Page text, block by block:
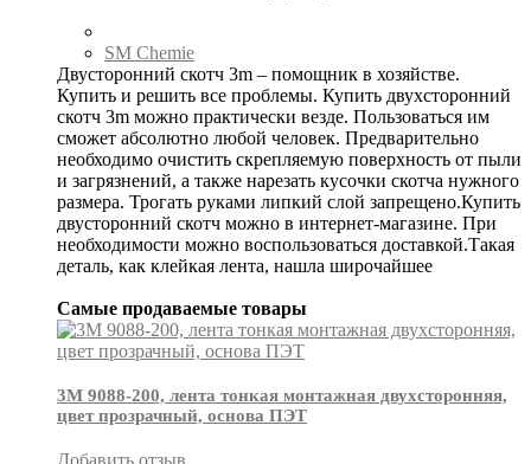
SM Chemie
Двусторонний скотч 3m – помощник в хозяйстве.
Купить и решить все проблемы. Купить двухсторонний
скотч 3m можно практически везде. Пользоваться им
сможет абсолютно любой человек. Предварительно
необходимо очистить скрепляемую поверхность от пыли
и загрязнений, а также нарезать кусочки скотча нужного
размера. Трогать руками липкий слой запрещено.Купить
двусторонний скотч можно в интернет-магазине. При
необходимости можно воспользоваться доставкой.Такая
деталь, как клейкая лента, нашла широчайшее
Самые продаваемые товары
3М 9088-200, лента тонкая монтажная двухсторонняя,
цвет прозрачный, основа ПЭТ
Добавить отзыв